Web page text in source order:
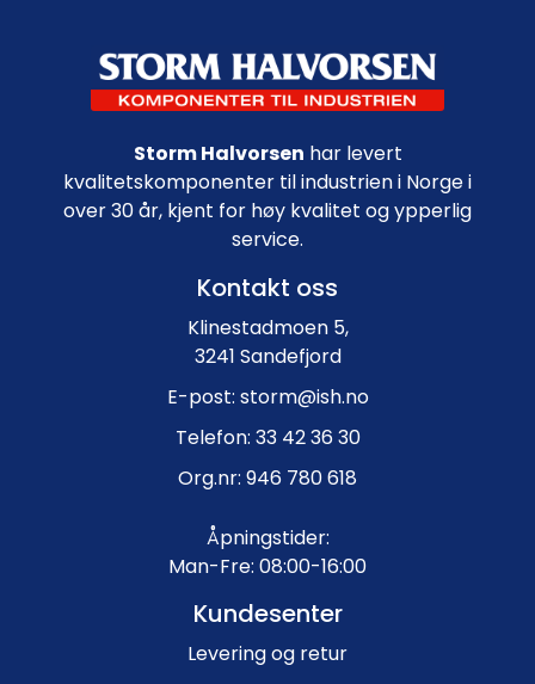
Footer navigation
Storm Halvorsen har levert
kvalitetskomponenter til industrien i Norge i
over 30 år, kjent for høy kvalitet og ypperlig
service.
Kontakt oss
Klinestadmoen 5,
3241 Sandefjord
E-post: storm@ish.no
Telefon: 33 42 36 30
Org.nr: 946 780 618
Åpningstider:
Man-Fre: 08:00-16:00
Kundesenter
Levering og retur